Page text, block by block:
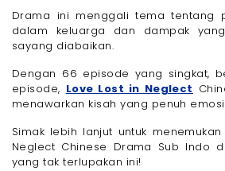
Saksikan Love Lost in Neglect
Pakai Paket Internet Only 100
Mendukung Streamingmu Jadi
Akhir Kata
Drama ini menggali tema tentang
dalam keluarga dan dampak
sayang diabaikan.
Dengan 66 episode yang singkat,
episode, Love Lost in Neglect
menawarkan kisah yang penuh
Simak lebih lanjut untuk
Neglect Chinese Drama Sub Indo
yang tak terlupakan ini!